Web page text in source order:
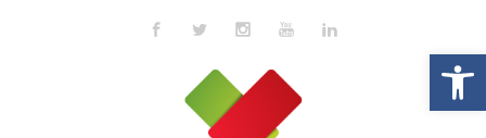
Skip to main content